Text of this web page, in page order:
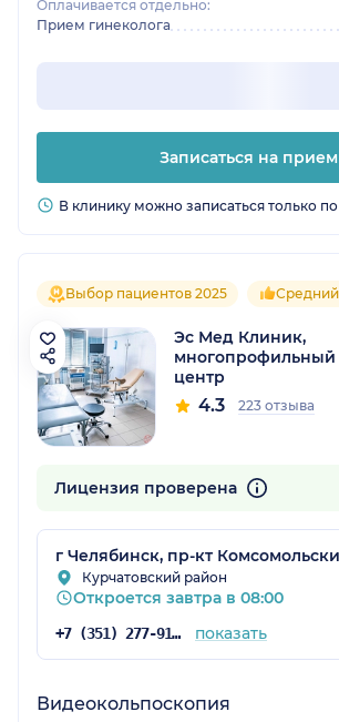
Оплачивается отдельно:
Прием гинеколога
Записаться на прием
В клинику можно записаться только
Выбор пациентов 2025 Средний
Эс Мед Клиник,
центр
4.3 223 отзыва
Лицензия проверена
г Челябинск, пр-кт
Курчатовский район
Откроется завтра в 08:00
+7 (351) 277-91-64 показать
Видеокольпоскопия